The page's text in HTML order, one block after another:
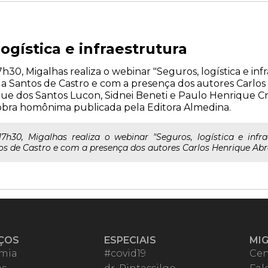
e infraestrutura
Migalhas realiza o webinar "Seguros, logística e
de Castro e com a presença dos autores
dos Santos Lucon, Sidnei Beneti e Paulo Henrique
homônima publicada pela Editora Almedina.
Migalhas realiza o webinar "Seguros, logística e
de Castro e com a presença dos autores Carlos Henrique
ESPECIAIS
#covid19